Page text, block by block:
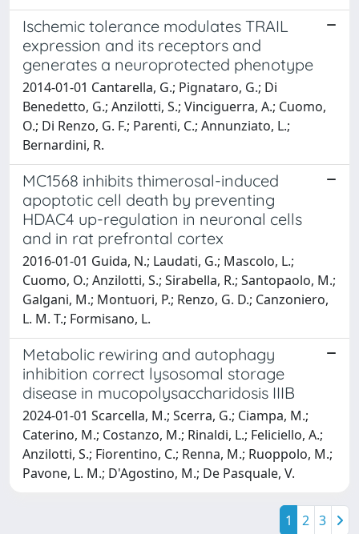
Ischemic tolerance modulates TRAIL
expression and its receptors and
generates a neuroprotected phenotype
2014-01-01 Cantarella, G.; Pignataro, G.; Di
Benedetto, G.; Anzilotti, S.; Vinciguerra, A.; Cuomo,
O.; Di Renzo, G. F.; Parenti, C.; Annunziato, L.;
Bernardini, R.
MC1568 inhibits thimerosal-induced
apoptotic cell death by preventing
HDAC4 up-regulation in neuronal cells
and in rat prefrontal cortex
2016-01-01 Guida, N.; Laudati, G.; Mascolo, L.;
Cuomo, O.; Anzilotti, S.; Sirabella, R.; Santopaolo, M.;
Galgani, M.; Montuori, P.; Renzo, G. D.; Canzoniero,
L. M. T.; Formisano, L.
Metabolic rewiring and autophagy
inhibition correct lysosomal storage
disease in mucopolysaccharidosis IIIB
2024-01-01 Scarcella, M.; Scerra, G.; Ciampa, M.;
Caterino, M.; Costanzo, M.; Rinaldi, L.; Feliciello, A.;
Anzilotti, S.; Fiorentino, C.; Renna, M.; Ruoppolo, M.;
Pavone, L. M.; D'Agostino, M.; De Pasquale, V.
1 2 3